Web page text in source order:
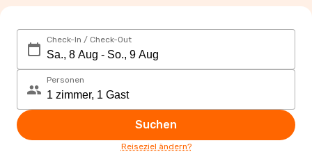
Check-In / Check-Out
Personen
Suchen
Reiseziel ändern?